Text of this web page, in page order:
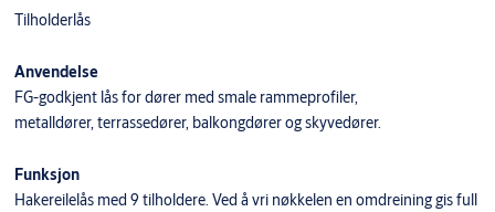
Tilholderlås
Anvendelse
FG-godkjent lås for dører med smale rammeprofiler,
metalldører, terrassedører, balkongdører og skyvedører.
Funksjon
Hakereilelås med 9 tilholdere. Ved å vri nøkkelen en omdreining gis full